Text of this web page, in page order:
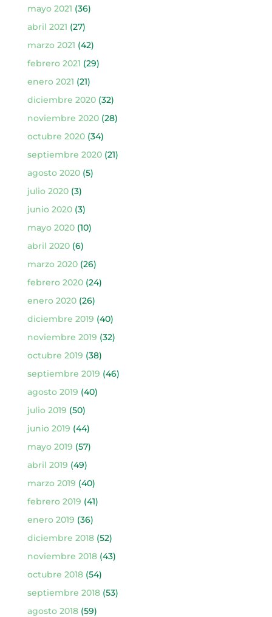
mayo 2021 (36)
abril 2021 (27)
marzo 2021 (42)
febrero 2021 (29)
enero 2021 (21)
diciembre 2020(32)
noviembre 2020(28)
octubre 2020(34)
septiembre 2020(21)
agosto 2020(5)
julio 2020(3)
junio 2020(3)
mayo 2020(10)
abril 2020(6)
marzo 2020(26)
febrero 2020(24)
enero 2020(26)
diciembre 2019 (40)
noviembre 2019 (32)
octubre 2019 (38)
septiembre 2019 (46)
agosto 2019 (40)
julio 2019 (50)
junio 2019 (44)
mayo 2019 (57)
abril 2019 (49)
marzo 2019 (40)
febrero 2019 (41)
enero 2019 (36)
diciembre 2018(52)
noviembre 2018(43)
octubre 2018(54)
septiembre 2018(53)
agosto 2018(59)